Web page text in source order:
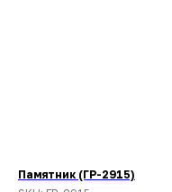
Памятник (ГР-2915)